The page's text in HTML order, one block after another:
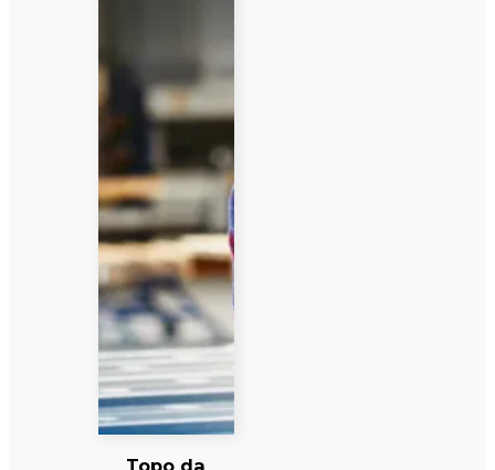
Topo da